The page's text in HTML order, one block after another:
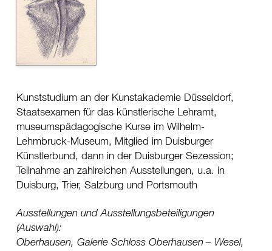
Kunststudium an der Kunstakademie Düsseldorf,
Staatsexamen für das künstlerische Lehramt,
museumspädagogische Kurse im Wilhelm-
Lehmbruck-Museum, Mitglied im Duisburger
Künstlerbund, dann in der Duisburger Sezession;
Teilnahme an zahlreichen Ausstellungen, u.a. in
Duisburg, Trier, Salzburg und Portsmouth
Ausstellungen und Ausstellungsbeteiligungen
(Auswahl):
Oberhausen, Galerie Schloss Oberhausen
Wesel,